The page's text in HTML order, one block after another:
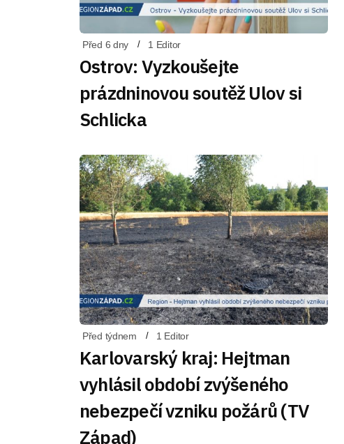
Před 6 dny 1 Editor
Ostrov: Vyzkoušejte
prázdninovou soutěž Ulov si
Schlicka
Před týdnem 1 Editor
Karlovarský kraj: Hejtman
vyhlásil období zvýšeného
nebezpečí vzniku požárů (TV
Západ)